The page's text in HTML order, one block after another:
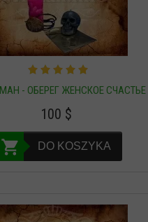
- ОБЕРЕГ ЖЕНСКОЕ СЧАСТЬЕ
100 $
DO KOSZYKA